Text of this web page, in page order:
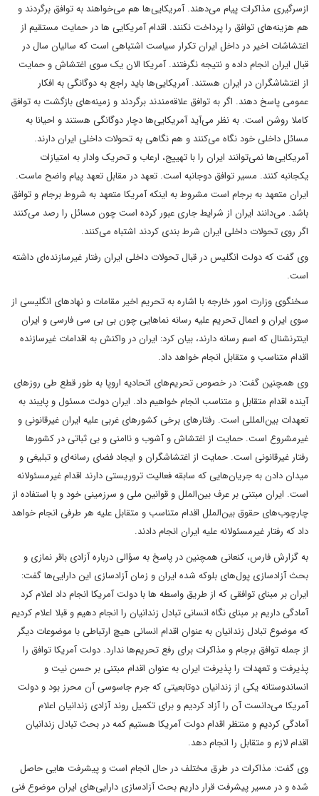
ازسرگیری مذاکرات پیام می‌دهند. آمریکایی‌ها هم می‌خواهند به توافق برگردند و
هم هزینه‌های توافق را پرداخت نکنند. اقدام آمریکایی ها در حمایت مستقیم از
اغتشاشات اخیر در داخل ایران تکرار سیاست اشتباهی است که سالیان سال در
قبال ایران انجام داده و نتیجه نگرفتند. آمریکا الان یک سوی اغتشاش و حمایت
از اغتشاشگران در ایران هستند. آمریکایی‌ها باید راجع به دوگانگی به افکار
عمومی پاسخ دهند. اگر به توافق علاقه‌مندند برگردند و زمینه‌های بازگشت به توافق
کاملا روشن است. به نظر می‌آید آمریکایی‌ها دچار دوگانگی هستند و احیانا به
مسائل داخلی خود نگاه می‌کنند و هم نگاهی به تحولات داخلی ایران دارند.
آمریکایی‌ها نمی‌توانند ایران را با تهییج، ارعاب و تحریک وادار به امتیازات
یکجانبه کنند. مسیر توافق دوجانبه است. تعهد در مقابل تعهد پیام واضح ماست.
ایران متعهد به برجام است مشروط به اینکه آمریکا متعهد به شروط برجام و توافق
باشد. می‌دانند ایران از شرایط جاری عبور کرده است چون مسائل را رصد می‌کنند
اگر روی تحولات داخلی ایران شرط بندی کردند اشتباه می‌کنند.
وی گفت که دولت انگلیس در قبال تحولات داخلی ایران رفتار غیرسازنده‌ای داشته
است.
سخنگوی وزارت امور خارجه با اشاره به تحریم اخیر مقامات و نهادهای انگلیسی از
سوی ایران و اعمال تحریم علیه رسانه‌ نماهایی چون بی بی سی فارسی و ایران
اینترنشنال که اسم رسانه دارند، بیان کرد: ایران در واکنش به اقدامات غیرسازنده
اقدام متناسب و متقابل انجام خواهد داد.
وی همچنین گفت: در خصوص تحریم‌های اتحادیه اروپا به طور قطع طی روزهای
آینده اقدام متقابل و متناسب انجام خواهیم داد. ایران دولت مسئول و پایبند به
تعهدات بین‌المللی است. رفتارهای برخی کشورهای غربی علیه ایران غیرقانونی و
غیرمشروع است. حمایت از اغتشاش و آشوب و ناامنی و بی ثباتی در کشورها
رفتار غیرقانونی است. حمایت از اغتشاشگران و ایجاد فضای رسانه‌ای و تبلیغی و
میدان دادن به جریان‌هایی که سابقه فعالیت تروریستی دارند اقدام غیرمسئولانه
است. ایران مبتنی بر عرف بین‌الملل و قوانین ملی و سرزمینی خود و با استفاده از
چارچوب‌های حقوق بین‌الملل اقدام متناسب و متقابل علیه هر طرفی انجام خواهد
داد که رفتار غیرمسئولانه علیه ایران انجام دادند.
به گزارش فارس، کنعانی همچنین در پاسخ به سؤالی درباره آزادی باقر نمازی و
بحث آزادسازی پول‌های بلوکه شده ایران و زمان آزادسازی این دارایی‌ها گفت:‌
ایران بر مبنای توافقی که از طریق واسطه ها با دولت آمریکا انجام داد اعلام کرد
آمادگی داریم بر مبنای نگاه انسانی تبادل زندانیان را انجام دهیم و قبلا اعلام کردیم
که موضوع تبادل زندانیان به عنوان اقدام انسانی هیچ ارتباطی با موضوعات دیگر
از جمله توافق برجام و مذاکرات برای رفع تحریم‌ها ندارد. دولت آمریکا توافق را
پذیرفت و تعهدات را پذیرفت ایران به عنوان اقدام مبتنی بر حسن نیت و
انساندوستانه یکی از زندانیان دوتابعیتی که جرم جاسوسی آن محرز بود و دولت
آمریکا می‌دانست آن را آزاد کردیم و برای تکمیل روند آزادی زندانیان اعلام
آمادگی کردیم و منتظر اقدام دولت آمریکا هستیم کمه در بحث تبادل زندانیان
اقدام لازم و متقابل را انجام دهد.
وی گفت: مذاکرات در طرق مختلف در حال انجام است و پیشرفت هایی حاصل
شده و در مسیر پیشرفت قرار داریم بحث آزادسازی دارایی‌های ایران موضوع فنی